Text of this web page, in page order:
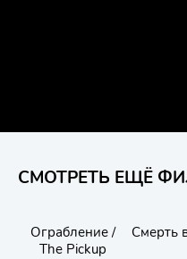
СМОТРЕТЬ ЕЩЁ
Ограбление /
The Pickup
Смерть